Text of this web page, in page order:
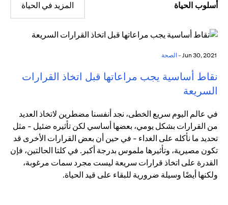
أسلوب الحياة المزيد في الحياة
الصحة
نقاط أساسية يجب مراعاتها قبل اتخاذ القرارات
السريعة
في عالم اليوم سريع الخطى، نجد أنفسنا مضطرين لاتخاذ العديد
من القرارات بشكل يومي، بعضها أساسي لكن تأثيره ضئيل - مثل
تحديد ما نأكله على الغداء - في حين أن بعض القرارات الأخرى قد
تكون مصيرية، وتأثيرها ملموس بدرجة أكبر. في كلتا الحالتين، فإن
القدرة على اتخاذ قرارات سريعة ليست مجرد سمات مرغوبة،
ولكنها أيضًا وسيلة ضرورية للبقاء على قيد الحياة.